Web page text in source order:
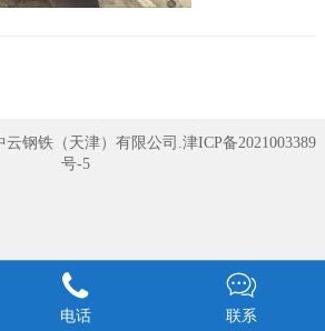
云钢铁（天津）有限公司.津ICP备2021003389
号-5

电话

联系